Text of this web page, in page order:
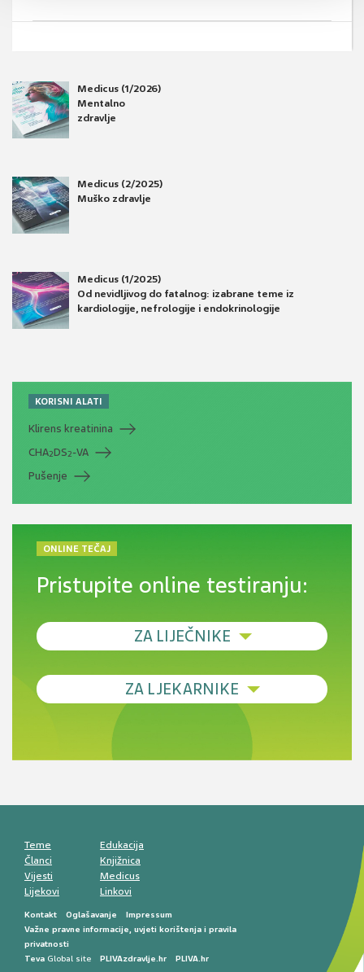
Medicus (1/2026)
Mentalno
zdravlje
Medicus (2/2025)
Muško zdravlje
Medicus (1/2025)
Od nevidljivog do fatalnog: izabrane teme iz
kardiologije, nefrologije i endokrinologije
KORISNI ALATI
Klirens kreatinina
CHA2DS2-VA
Pušenje
ONLINE TEČAJ
Pristupite online testiranju:
ZA LIJEČNIKE
Debljina - od prevencije do personalizirane
Novi pogled na migrenu: komorbiditeti, spolne
razlike i nove terapije
smetnji do rane onkološke dijagnostike
ZA LJEKARNIKE
Antikoagulansi u ljekarničkoj praksi –
Teme
Članci
Vijesti
Lijekovi
Edukacija
Knjižnica
Medicus
Linkovi
Kontakt Oglašavanje
Impressum
Važne pravne informacije, uvjeti korištenja i pravila
privatnosti
Teva Global site PLIVAzdravlje.hr PLIVA.hr